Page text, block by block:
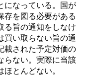
になっている。国が
存を図る必要がある
る旨の通知をしなけ
買い取らない旨の通
載された予定対価の
らない。実際に当該
とんどない。